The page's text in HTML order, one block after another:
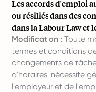
Les accords d'emploi
ou résiliés dans des
dans la Labour Law et
Modification : Toute
termes et conditions
changements de
d'horaires, nécessite
l'employeur et de